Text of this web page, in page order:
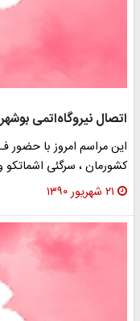
اتصال نیروگاه‌اتمی‌
این مراسم امروز با حضور
کشورمان ، سرگئی اشماتکو
۲۱ شهریور ۱۳۹۰